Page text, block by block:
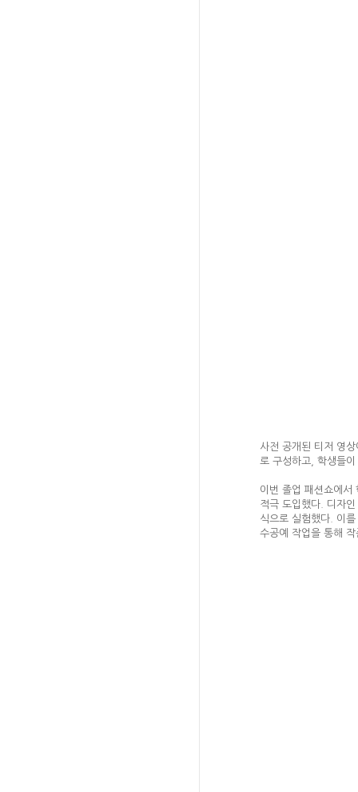
사전 공개된 티저 영
로 구성하고, 학생들
이번 졸업 패션쇼에서
적극 도입했다. 디자
식으로 실험했다. 이
수공예 작업을 통해